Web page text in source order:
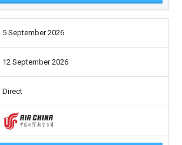
5 September 2026
12 September 2026
Direct